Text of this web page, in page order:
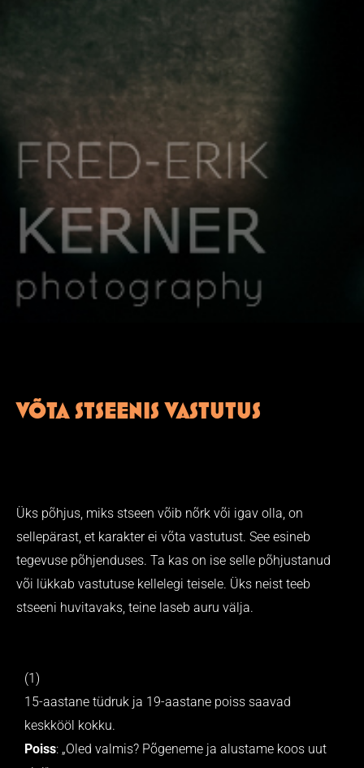
VÕTA STSEENIS VASTUTUS
Üks põhjus, miks stseen võib nõrk või igav olla, on
sellepärast, et karakter ei võta vastutust. See esineb
tegevuse põhjenduses. Ta kas on ise selle põhjustanud
või lükkab vastutuse kellelegi teisele. Üks neist teeb
stseeni huvitavaks, teine laseb auru välja.
(1)
15-aastane tüdruk ja 19-aastane poiss saavad
keskkööl kokku.
Poiss: „Oled valmis? Põgeneme ja alustame koos uut